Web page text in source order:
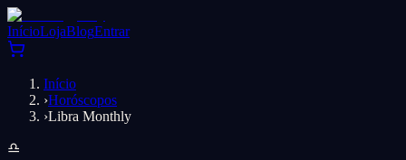
InícioLojaBlogEntrar
Início
›Horóscopos
›Libra Monthly
♎